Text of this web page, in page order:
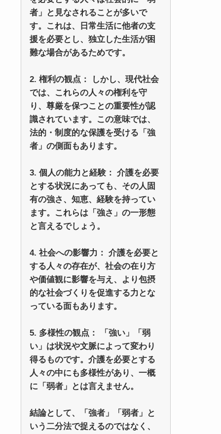
者」と見なされることが多いで
す。これは、日常生活に他者の支
援を必要とし、独立した生活が困
難な場合があるためです。
2. 権利の観点： しかし、現代社会
では、これらの人々の権利を守
り、尊厳を保つことの重要性が認
識されています。この意味では、
法的・制度的な保護を受ける「強
者」の側面もあります。
3. 個人の能力と経験： 介護を必要
とする状況にあっても、その人固
有の強さ、知恵、経験を持ってい
ます。これらは「強さ」の一形態
と言えるでしょう。
4. 社会への影響力： 介護を必要と
する人々の存在が、社会の在り方
や価値観に影響を与え、より包摂
的な社会づくりを促進する力とな
っている面もあります。
5. 多様性の観点： 「強い」「弱
い」は状況や文脈によって変わり
得るものです。介護を必要とする
人々の中にも多様性があり、一概
に「弱者」とは言えません。
結論として、「強者」「弱者」と
いう二分法で捉えるのではなく、